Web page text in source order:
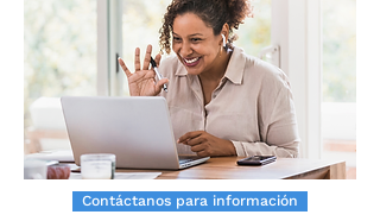
Contáctanos para información